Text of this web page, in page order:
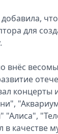
для
внёс
концерты
"Алиса",
в качестве